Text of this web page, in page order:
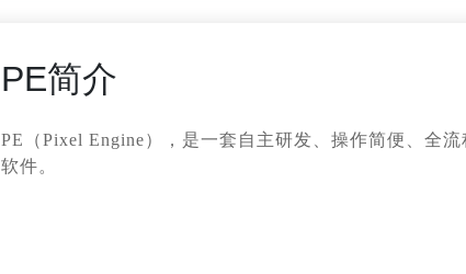
PE简介
PE（Pixel Engine），是一套自主研发、操作简便、全
软件。